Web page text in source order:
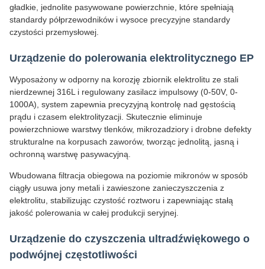
gładkie, jednolite pasywowane powierzchnie, które spełniają
standardy półprzewodników i wysoce precyzyjne standardy
czystości przemysłowej.
Urządzenie do polerowania elektrolitycznego EP
Wyposażony w odporny na korozję zbiornik elektrolitu ze stali
nierdzewnej 316L i regulowany zasilacz impulsowy (0-50V, 0-
1000A), system zapewnia precyzyjną kontrolę nad gęstością
prądu i czasem elektrolityzacji. Skutecznie eliminuje
powierzchniowe warstwy tlenków, mikrozadziory i drobne defekty
strukturalne na korpusach zaworów, tworząc jednolitą, jasną i
ochronną warstwę pasywacyjną.
Wbudowana filtracja obiegowa na poziomie mikronów w sposób
ciągły usuwa jony metali i zawieszone zanieczyszczenia z
elektrolitu, stabilizując czystość roztworu i zapewniając stałą
jakość polerowania w całej produkcji seryjnej.
Urządzenie do czyszczenia ultradźwiękowego o
podwójnej częstotliwości